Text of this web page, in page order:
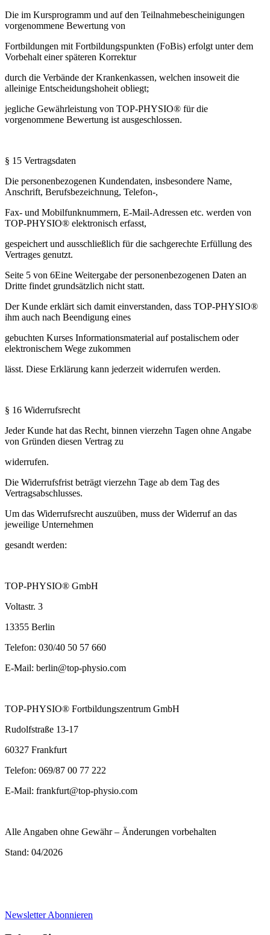
Die im Kursprogramm und auf den Teilnahmebescheinigungen
vorgenommene Bewertung von
Fortbildungen mit Fortbildungspunkten (FoBis) erfolgt unter dem
Vorbehalt einer späteren Korrektur
durch die Verbände der Krankenkassen, welchen insoweit die
alleinige Entscheidungshoheit obliegt;
jegliche Gewährleistung von TOP-PHYSIO® für die
vorgenommene Bewertung ist ausgeschlossen.
§ 15 Vertragsdaten
Die personenbezogenen Kundendaten, insbesondere Name,
Anschrift, Berufsbezeichnung, Telefon-,
Fax- und Mobilfunknummern, E-Mail-Adressen etc. werden von
TOP-PHYSIO® elektronisch erfasst,
gespeichert und ausschließlich für die sachgerechte Erfüllung des
Vertrages genutzt.
Seite 5 von 6Eine Weitergabe der personenbezogenen Daten an
Dritte findet grundsätzlich nicht statt.
Der Kunde erklärt sich damit einverstanden, dass TOP-PHYSIO®
ihm auch nach Beendigung eines
gebuchten Kurses Informationsmaterial auf postalischem oder
elektronischem Wege zukommen
lässt. Diese Erklärung kann jederzeit widerrufen werden.
§ 16 Widerrufsrecht
Jeder Kunde hat das Recht, binnen vierzehn Tagen ohne Angabe
von Gründen diesen Vertrag zu
widerrufen.
Die Widerrufsfrist beträgt vierzehn Tage ab dem Tag des
Vertragsabschlusses.
Um das Widerrufsrecht auszuüben, muss der Widerruf an das
jeweilige Unternehmen
gesandt werden:
TOP-PHYSIO® GmbH
Voltastr. 3
13355 Berlin
Telefon: 030/40 50 57 660
E-Mail: berlin@top-physio.com
TOP-PHYSIO® Fortbildungszentrum GmbH
Rudolfstraße 13-17
60327 Frankfurt
Telefon: 069/87 00 77 222
E-Mail: frankfurt@top-physio.com
Alle Angaben ohne Gewähr – Änderungen vorbehalten
Stand: 04/2026
Newsletter Abonnieren